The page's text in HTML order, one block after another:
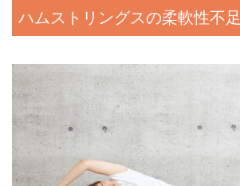
ハムストリングスの柔軟性不足